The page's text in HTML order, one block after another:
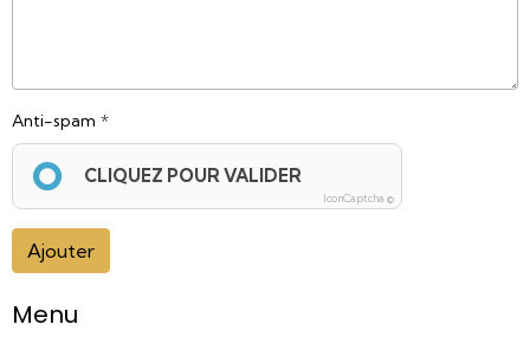
Anti-spam
CLIQUEZ POUR VALIDER
IconCaptcha ©
Ajouter
Menu